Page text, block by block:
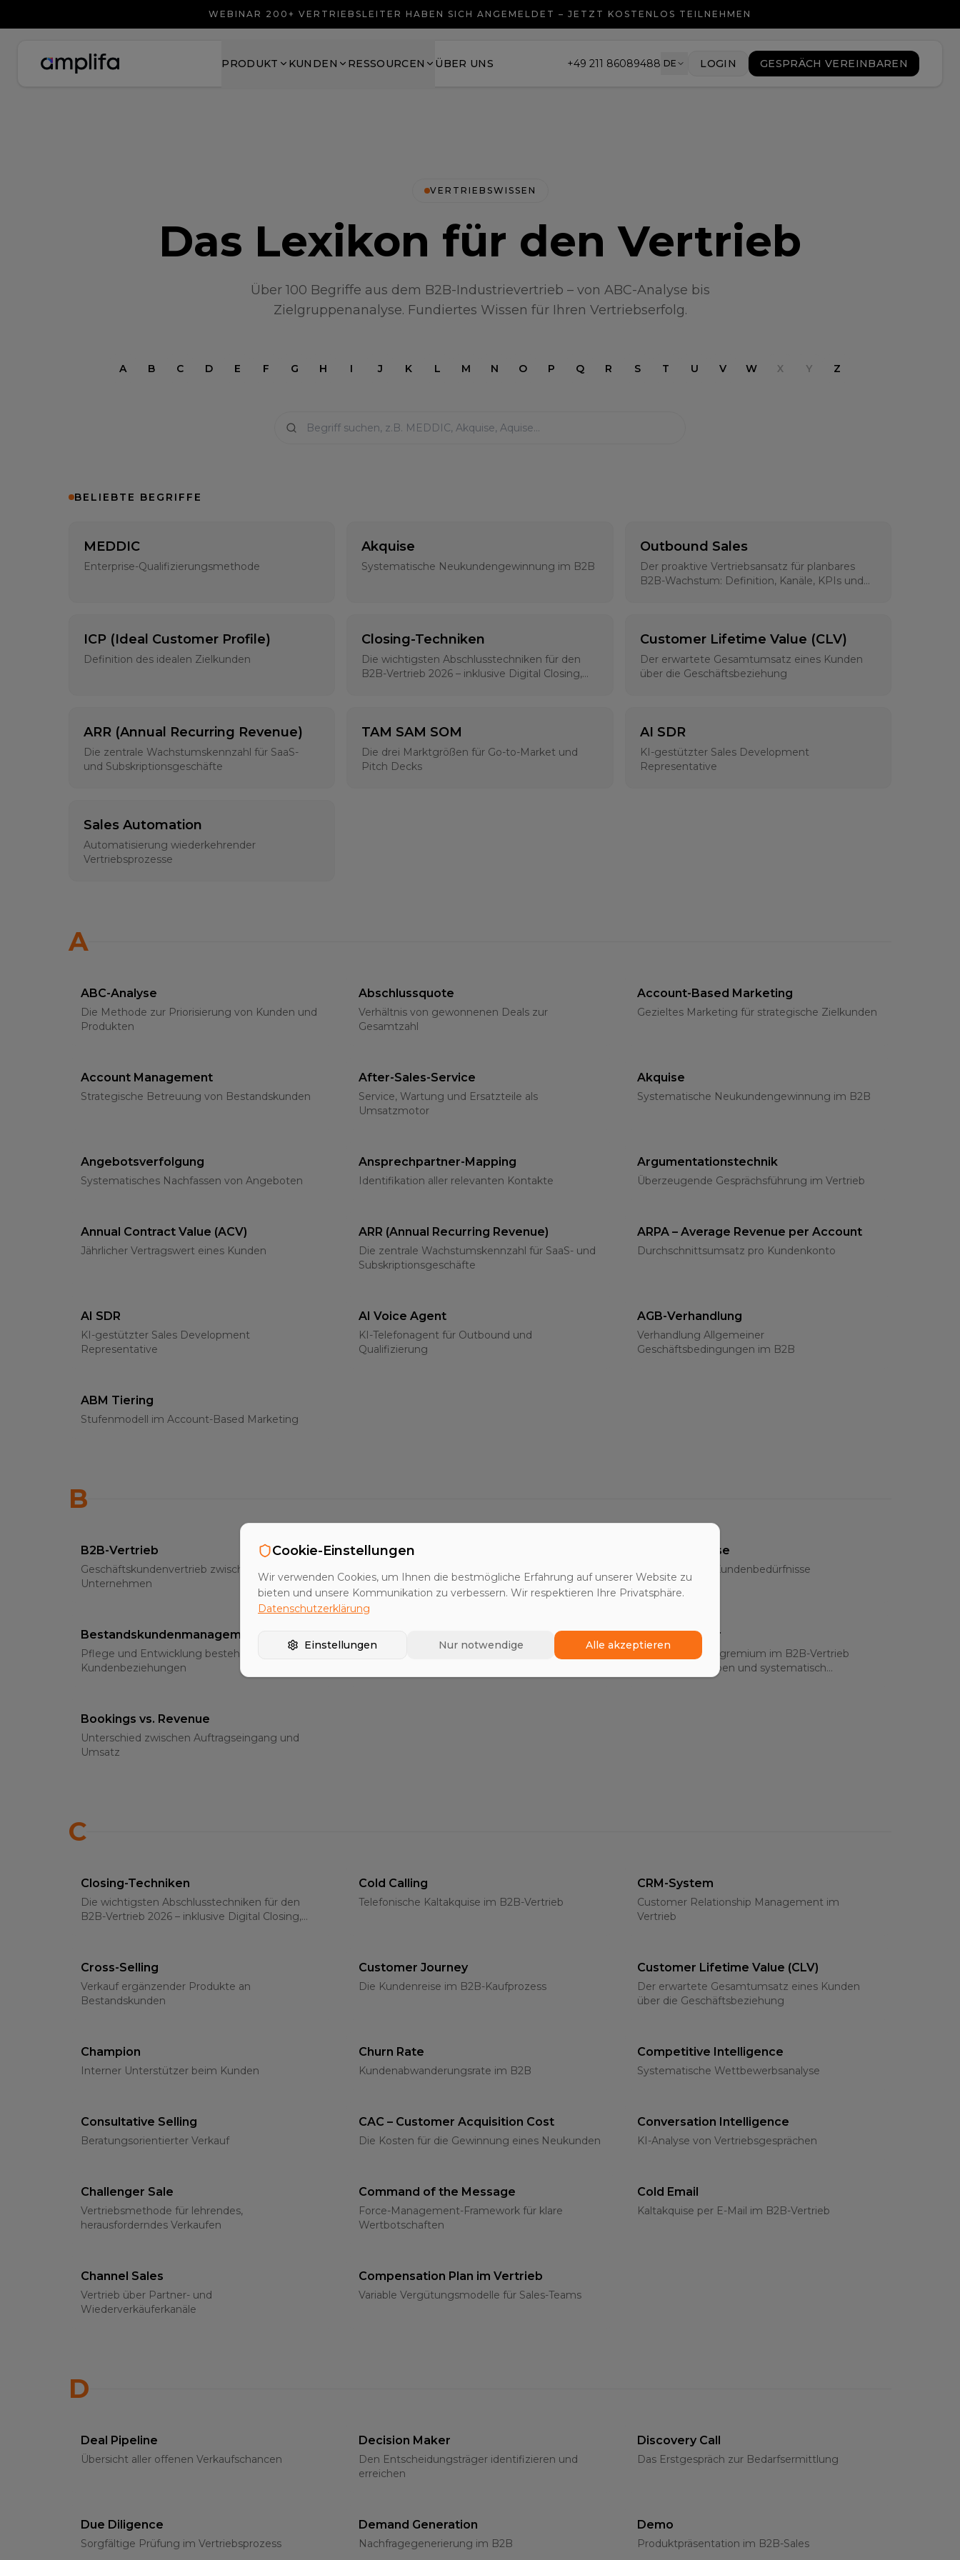
WEBINAR 200+ VERTRIEBSLEITER HABEN SICH ANGEMELDET – JETZT KOSTENLOS TEILNEHMEN
PRODUKT KUNDEN RESSOURCEN ÜBER UNS +49 211 86089488 DE LOGIN GESPRÄCH VEREINBAREN
VERTRIEBSWISSEN
Das Lexikon für den Vertrieb
Über 100 Begriffe aus dem B2B-Industrievertrieb – von ABC-Analyse bis
Zielgruppenanalyse. Fundiertes Wissen für Ihren Vertriebserfolg.
A B C D E F G H I J K L M N O P Q R S T U V W X Y Z
BELIEBTE BEGRIFFE
MEDDIC
Enterprise-Qualifizierungsmethode
Akquise
Systematische Neukundengewinnung im B2B
Outbound Sales
Der proaktive Vertriebsansatz für planbares
B2B-Wachstum: Definition, Kanäle, KPIs und
ICP (Ideal Customer Profile)
Definition des idealen Zielkunden
Closing-Techniken
Die wichtigsten Abschlusstechniken für den
B2B-Vertrieb 2026 – inklusive Digital Closing,
Customer Lifetime Value (CLV)
Der erwartete Gesamtumsatz eines Kunden
über die Geschäftsbeziehung
ARR (Annual Recurring Revenue)
Die zentrale Wachstumskennzahl für SaaS-
und Subskriptionsgeschäfte
TAM SAM SOM
Die drei Marktgrößen für Go-to-Market und
Pitch Decks
AI SDR
KI-gestützter Sales Development
Representative
Sales Automation
Automatisierung wiederkehrender
Vertriebsprozesse
A
ABC-Analyse
Die Methode zur Priorisierung von Kunden und
Produkten
Abschlussquote
Verhältnis von gewonnenen Deals zur
Gesamtzahl
Account-Based Marketing
Gezieltes Marketing für strategische Zielkunden
Account Management
Strategische Betreuung von Bestandskunden
After-Sales-Service
Service, Wartung und Ersatzteile als
Umsatzmotor
Akquise
Systematische Neukundengewinnung im B2B
Angebotsverfolgung
Systematisches Nachfassen von Angeboten
Ansprechpartner-Mapping
Identifikation aller relevanten Kontakte
Argumentationstechnik
Überzeugende Gesprächsführung im Vertrieb
Annual Contract Value (ACV)
Jährlicher Vertragswert eines Kunden
ARR (Annual Recurring Revenue)
Die zentrale Wachstumskennzahl für SaaS- und
Subskriptionsgeschäfte
ARPA – Average Revenue per Account
Durchschnittsumsatz pro Kundenkonto
AI SDR
KI-gestützter Sales Development
Representative
AI Voice Agent
KI-Telefonagent für Outbound und
Qualifizierung
AGB-Verhandlung
Verhandlung Allgemeiner
Geschäftsbedingungen im B2B
ABM Tiering
Stufenmodell im Account-Based Marketing
B
B2B-Vertrieb
Geschäftskundenvertrieb zwischen
Unternehmen
BANT-Methode Bedarfsanalyse
Ermittlung der Kundenbedürfnisse
Bestandskundenmanagement
Pflege und Entwicklung bestehender
Kundenbeziehungen
Erschließung neuer Geschäftsfelder
Buying Center
Das Entscheidergremium im B2B-Vertrieb
verstehen, mappen und systematisch
Bookings vs. Revenue
Unterschied zwischen Auftragseingang und
Umsatz
C
Closing-Techniken
Die wichtigsten Abschlusstechniken für den
B2B-Vertrieb 2026 – inklusive Digital Closing,
Cold Calling
Telefonische Kaltakquise im B2B-Vertrieb
CRM-System
Customer Relationship Management im
Vertrieb
Cross-Selling
Verkauf ergänzender Produkte an
Bestandskunden
Customer Journey
Die Kundenreise im B2B-Kaufprozess
Customer Lifetime Value (CLV)
Der erwartete Gesamtumsatz eines Kunden
über die Geschäftsbeziehung
Champion
Interner Unterstützer beim Kunden
Churn Rate
Kundenabwanderungsrate im B2B
Competitive Intelligence
Systematische Wettbewerbsanalyse
Consultative Selling
Beratungsorientierter Verkauf
CAC – Customer Acquisition Cost
Die Kosten für die Gewinnung eines Neukunden
Conversation Intelligence
KI-Analyse von Vertriebsgesprächen
Challenger Sale
Vertriebsmethode für lehrendes,
herausforderndes Verkaufen
Command of the Message
Force-Management-Framework für klare
Wertbotschaften
Cold Email
Kaltakquise per E-Mail im B2B-Vertrieb
Channel Sales
Vertrieb über Partner- und
Wiederverkäuferkanäle
Compensation Plan im Vertrieb
Variable Vergütungsmodelle für Sales-Teams
D
Deal Pipeline
Übersicht aller offenen Verkaufschancen
Decision Maker
Den Entscheidungsträger identifizieren und
erreichen
Discovery Call
Das Erstgespräch zur Bedarfsermittlung
Due Diligence
Sorgfältige Prüfung im Vertriebsprozess
Demand Generation
Nachfragegenerierung im B2B
Demo
Produktpräsentation im B2B-Sales
Cookie-Einstellungen
Wir verwenden Cookies, um Ihnen die bestmögliche Erfahrung auf unserer Website zu
bieten und unsere Kommunikation zu verbessern. Wir respektieren Ihre Privatsphäre.
Datenschutzerklärung
Einstellungen Nur notwendige Alle akzeptieren